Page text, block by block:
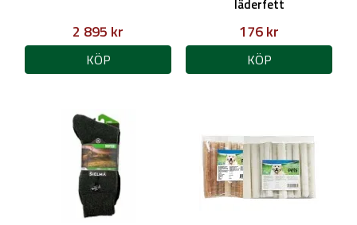
2 895 kr
KÖP
läderfett
176 kr
KÖP